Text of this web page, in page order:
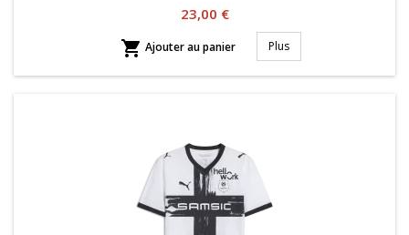
Prix
23,00 €
 Ajouter au panier Plus